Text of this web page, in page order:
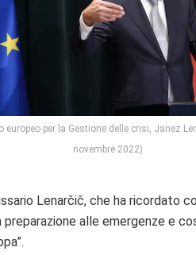
europeo per la Gestione delle crisi, Janez
novembre 2022)
Lenarčič, che ha ricordato
alle emergenze e